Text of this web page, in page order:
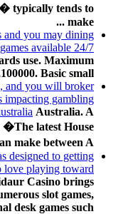
typically tends to
make ...
and you may dining
available 24/7
use. Maximum
Basic small ...
and you will broker
impacting gambling
Australia. A
�The latest House
between A ...
designed to getting
love playing toward
Casino brings
slot games,
desk games such ...